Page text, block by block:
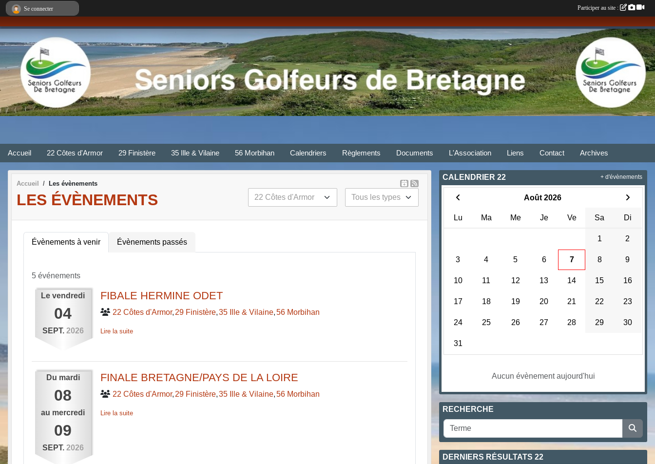
Accueil 22 Côtes d'Armor 29 Finistère 35 Ille & Vilaine 56 Morbihan Calendriers Règlements Documents L'Association Liens Contact Archives
Accueil Les évènements
LES ÉVÈNEMENTS
Évènements à venir Évènements passés
5 événements
Levendredi
04
SEPT. 2026
FIBALE HERMINE ODET
22 Côtes d'Armor 29 Finistère 35 Ille & Vilaine 56 Morbihan
Lire la suite
Du mardi
08
au mercredi
09
SEPT. 2026
FINALE BRETAGNE/PAYS DE LA LOIRE
22 Côtes d'Armor 29 Finistère 35 Ille & Vilaine 56 Morbihan
Lire la suite
CALENDRIER 22
Août 2026
Lu Ma Me Je Ve Sa Di
1 2
3 4 5 6 7 8 9
10 11 12 13 14 15 16
17 18 19 20 21 22 23
24 25 26 27 28 29 30
31
Aucun évènement aujourd'hui
+ d'évènements
RECHERCHE
DERNIERS RÉSULTATS 22
Se connecter Participer au site :
Panneau de gestion des cookies